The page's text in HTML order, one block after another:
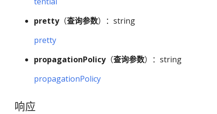
pretty（查询参数）：string
pretty
propagationPolicy（查询参数）：string
propagationPolicy
响应